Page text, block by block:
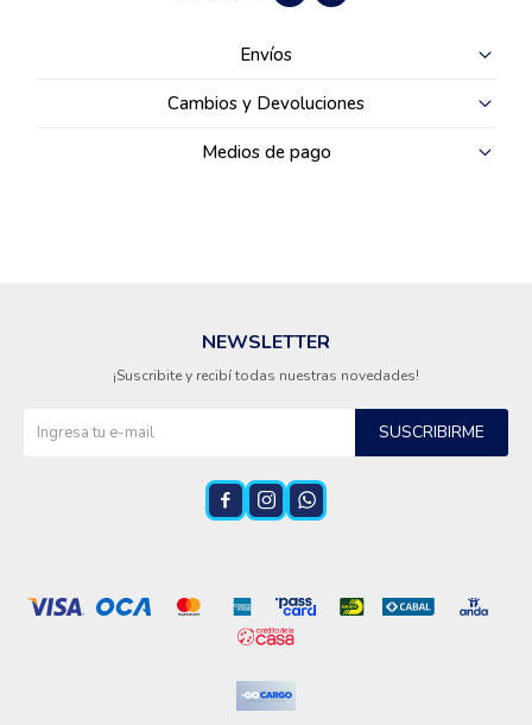
Envíos
Cambios y Devoluciones
Medios de pago
NEWSLETTER
¡Suscribite y recibí todas nuestras novedades!
SUSCRIBIRME
  